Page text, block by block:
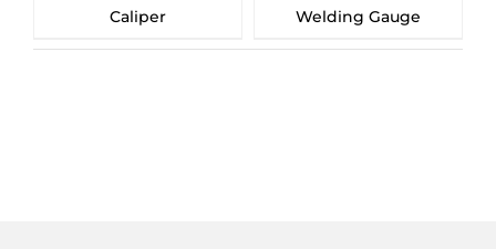
Caliper
Welding Gauge